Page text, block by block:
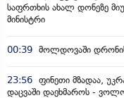
საფრთხის ახალ დონეზე
მინისტრი
00:39 მოლდოვაში დრონის
23:56 ფინეთი მზადაა,
დაცვაში დაეხმაროს -